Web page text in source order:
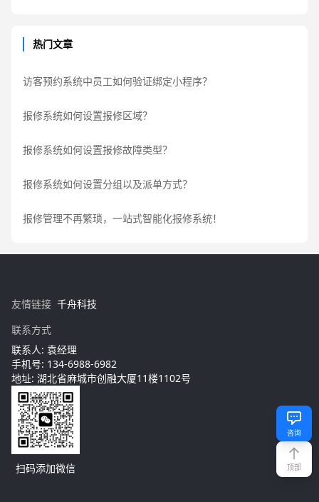
热门文章
访客预约系统中员工如何验证绑定小程序？
报修系统如何设置报修区域？
报修系统如何设置报修故障类型？
报修系统如何设置分组以及派单方式？
报修管理不再繁琐，一站式智能化报修系统！
友情链接 千舟科技
联系方式
联系人: 袁经理
手机号: 134-6988-6982
地址: 湖北省麻城市创融大厦11楼1102号
扫码添加微信
咨询
顶部